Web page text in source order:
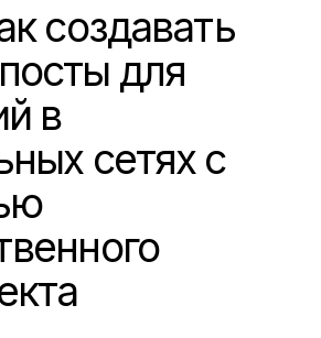
создавать
для
в
сетях с